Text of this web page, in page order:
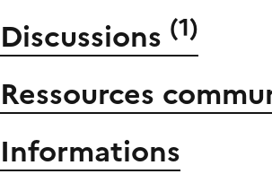
Discussions (1)
Ressources
Informations